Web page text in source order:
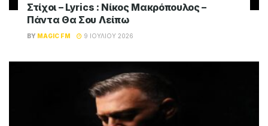
Στίχοι – Lyrics : Νίκος Μακρόπουλος –
Πάντα Θα Σου Λείπω
BY MAGIC FM 9 ΙΟΥΛΊΟΥ 2026